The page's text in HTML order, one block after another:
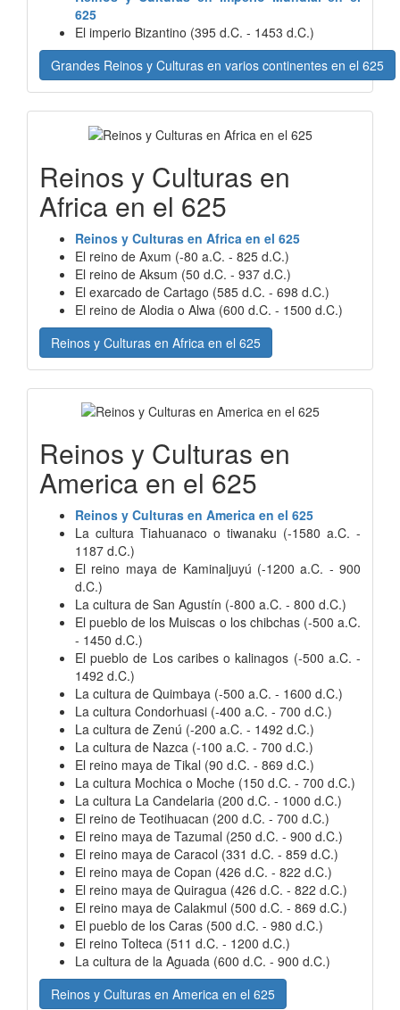
625
El imperio Bizantino (395 d.C. - 1453 d.C.)
Grandes Reinos y Culturas en varios continentes en el 625
Reinos y Culturas en
Africa en el 625
Reinos y Culturas en Africa en el 625
El reino de Axum (-80 a.C. - 825 d.C.)
El reino de Aksum (50 d.C. - 937 d.C.)
El exarcado de Cartago (585 d.C. - 698 d.C.)
El reino de Alodia o Alwa (600 d.C. - 1500 d.C.)
Reinos y Culturas en Africa en el 625
Reinos y Culturas en
America en el 625
Reinos y Culturas en America en el 625
La cultura Tiahuanaco o tiwanaku (-1580 a.C. -
1187 d.C.)
El reino maya de Kaminaljuyú (-1200 a.C. - 900
d.C.)
La cultura de San Agustín (-800 a.C. - 800 d.C.)
El pueblo de los Muiscas o los chibchas (-500 a.C.
- 1450 d.C.)
El pueblo de Los caribes o kalinagos (-500 a.C. -
1492 d.C.)
La cultura de Quimbaya (-500 a.C. - 1600 d.C.)
La cultura Condorhuasi (-400 a.C. - 700 d.C.)
La cultura de Zenú (-200 a.C. - 1492 d.C.)
La cultura de Nazca (-100 a.C. - 700 d.C.)
El reino maya de Tikal (90 d.C. - 869 d.C.)
La cultura Mochica o Moche (150 d.C. - 700 d.C.)
La cultura La Candelaria (200 d.C. - 1000 d.C.)
El reino de Teotihuacan (200 d.C. - 700 d.C.)
El reino maya de Tazumal (250 d.C. - 900 d.C.)
El reino maya de Caracol (331 d.C. - 859 d.C.)
El reino maya de Copan (426 d.C. - 822 d.C.)
El reino maya de Quiragua (426 d.C. - 822 d.C.)
El reino maya de Calakmul (500 d.C. - 869 d.C.)
El pueblo de los Caras (500 d.C. - 980 d.C.)
El reino Tolteca (511 d.C. - 1200 d.C.)
La cultura de la Aguada (600 d.C. - 900 d.C.)
Reinos y Culturas en America en el 625